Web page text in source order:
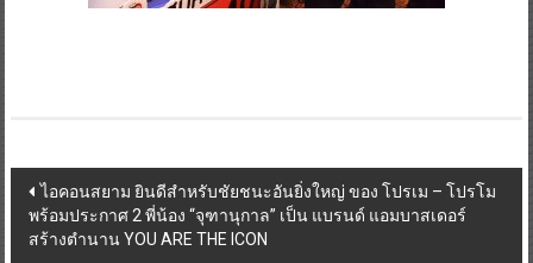
Post
navigation
ไอคอนสยาม ยินดีสำหรับชัยชนะอันยิ่งใหญ่ ของ โปรเม – โปรโม
พร้อมประกาศ 2 พี่น้อง “จุฑานุกาล” เป็น แบรนด์ แอมบาสเดอร์
สร้างตำนาน YOU ARE THE ICON